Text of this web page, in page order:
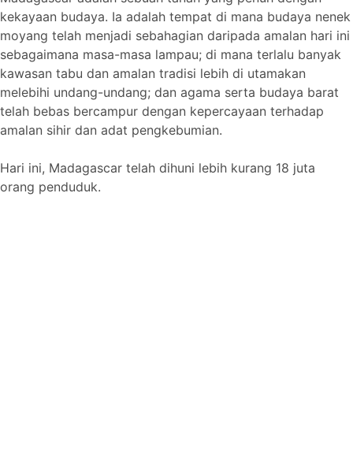
kekayaan budaya. Ia adalah tempat di mana budaya nenek
moyang telah menjadi sebahagian daripada amalan hari ini
sebagaimana masa-masa lampau; di mana terlalu banyak
kawasan tabu dan amalan tradisi lebih di utamakan
melebihi undang-undang; dan agama serta budaya barat
telah bebas bercampur dengan kepercayaan terhadap
amalan sihir dan adat pengkebumian.
Hari ini, Madagascar telah dihuni lebih kurang 18 juta
orang penduduk.